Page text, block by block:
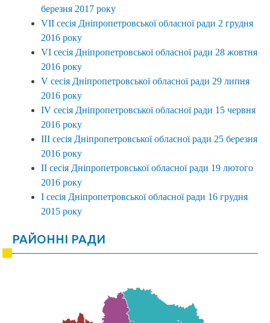
березня 2017 року
VII сесія Дніпропетровської обласної ради 2 грудня
2016 року
VI сесія Дніпропетровської обласної ради 28 жовтня
2016 року
V сесія Дніпропетровської обласної ради 29 липня
2016 року
ІV сесія Дніпропетровської обласної ради 15 червня
2016 року
ІII сесія Дніпропетровської обласної ради 25 березня
2016 року
ІI сесія Дніпропетровської обласної ради 19 лютого
2016 року
І сесія Дніпропетровської обласної ради 16 грудня
2015 року
РАЙОННІ РАДИ